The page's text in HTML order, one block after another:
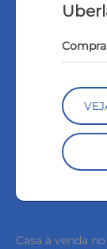
Casa à venda